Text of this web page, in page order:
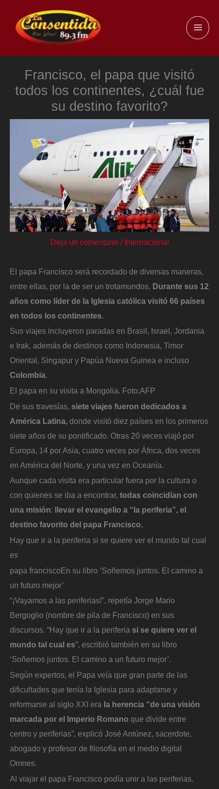
contenido
Francisco, el papa que visitó
todos los continentes, ¿cuál fue
su destino favorito?
Deja un comentario / Internacional
El papa Francisco será recordado de diversas maneras,
entre ellas, por la de ser un trotamundos. Durante sus 12
años como líder de la Iglesia católica visitó 66 países
en todos los continentes.
Sus viajes incluyeron paradas en Brasil, Israel, Jordania
e Irak, además de destinos como Indonesia, Timor
Oriental, Singapur y Papúa Nueva Guinea e incluso
Colombia.
El papa en su visita a Mongolia. Foto:AFP
De sus travesías, siete viajes fueron dedicados a
América Latina, donde visitó diez países en los primeros
siete años de su pontificado. Otras 20 veces viajó por
Europa, 14 por Asia, cuatro veces por África, dos veces
en América del Norte, y una vez en Oceanía.
Aunque cada visita era particular fuera por la cultura o
con quienes se iba a encontrar, todas coincidían con
una misión: llevar el evangelio a “la periferia”, el
destino favorito del papa Francisco.
Hay que ir a la periferia si se quiere ver el mundo tal cual
es
papa franciscoEn su libro ‘Soñemos juntos. El camino a
un futuro mejor’
“¡Vayamos a las periferias!”, repetía Jorge Mario
Bergoglio (nombre de pila de Francisco) en sus
discursos. “Hay que ir a la periferia si se quiere ver el
mundo tal cual es”, escribió también en su libro
‘Soñemos juntos. El camino a un futuro mejor’.
Según expertos, el Papa veía que gran parte de las
dificultades que tenía la Iglesia para adaptarse y
reformarse al siglo XXI era la herencia “de una visión
marcada por el Imperio Romano que divide entre
centro y periferias”, explicó José Antúnez, sacerdote,
abogado y profesor de filosofía en el medio digital
Omnes.
Al viajar el papa Francisco podía unir a las periferias.